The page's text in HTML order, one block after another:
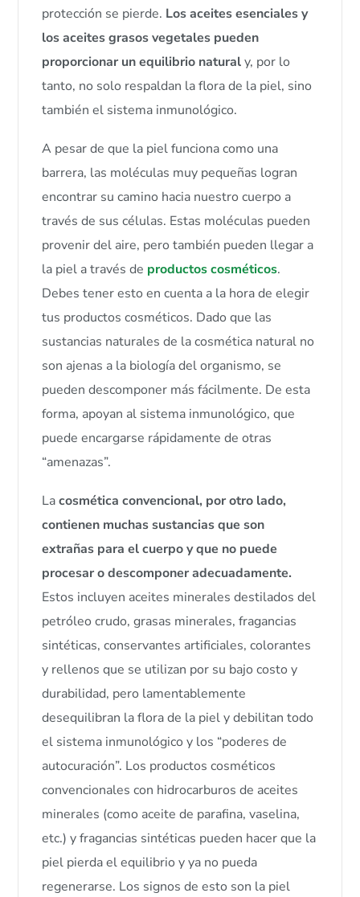
protección se pierde. Los aceites esenciales y
los aceites grasos vegetales pueden
proporcionar un equilibrio naturaly, por lo
tanto, no solo respaldan la flora de la piel, sino
también el sistema inmunológico.
A pesar de que la piel funciona como una
barrera, las moléculas muy pequeñas logran
encontrar su camino hacia nuestro cuerpo a
través de sus células. Estas moléculas pueden
provenir del aire, pero también pueden llegar a
la piel a través de productos cosméticos.
Debes tener esto en cuenta a la hora de elegir
tus productos cosméticos. Dado que las
sustancias naturales de la cosmética natural no
son ajenas a la biología del organismo, se
pueden descomponer más fácilmente. De esta
forma, apoyan al sistema inmunológico, que
puede encargarse rápidamente de otras
“amenazas”.
Lacosmética convencional, por otro lado,
contienen muchas sustancias que son
extrañas para el cuerpo y que no puede
procesar o descomponer adecuadamente.
Estos incluyen aceites minerales destilados del
petróleo crudo, grasas minerales, fragancias
sintéticas, conservantes artificiales, colorantes
y rellenos que se utilizan por su bajo costo y
durabilidad, pero lamentablemente
desequilibran la flora de la piel y debilitan todo
el sistema inmunológico y los “poderes de
autocuración”. Los productos cosméticos
convencionales con hidrocarburos de aceites
minerales (como aceite de parafina, vaselina,
etc.) y fragancias sintéticas pueden hacer que la
piel pierda el equilibrio y ya no pueda
regenerarse. Los signos de esto son la piel